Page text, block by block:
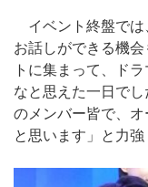
イベント終盤では
お話しができる機
トに集まって、ド
なと思えた一日で
のメンバー皆で、
と思います」と力強